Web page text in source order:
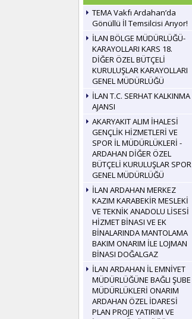
TEMA Vakfı Ardahan’da
Gönüllü İl Temsilcisi Arıyor!
İLAN BÖLGE MÜDÜRLÜĞÜ-
KARAYOLLARI KARS 18.
DİĞER ÖZEL BÜTÇELİ
KURULUŞLAR KARAYOLLARI
GENEL MÜDÜRLÜĞÜ
İLAN T.C. SERHAT KALKINMA
AJANSI
AKARYAKIT ALIM İHALESİ
GENÇLİK HİZMETLERİ VE
SPOR İL MÜDÜRLÜKLERİ -
ARDAHAN DİĞER ÖZEL
BÜTÇELİ KURULUŞLAR SPOR
GENEL MÜDÜRLÜĞÜ
İLAN ARDAHAN MERKEZ
KAZIM KARABEKİR MESLEKİ
VE TEKNİK ANADOLU LİSESİ
HİZMET BİNASI VE EK
BİNALARINDA MANTOLAMA
BAKIM ONARIM İLE LOJMAN
BİNASI DOĞALGAZ
İLAN ARDAHAN İL EMNİYET
MÜDÜRLÜĞÜNE BAĞLI ŞUBE
MÜDÜRLÜKLERİ ONARIM
ARDAHAN ÖZEL İDARESİ
PLAN PROJE YATIRIM VE